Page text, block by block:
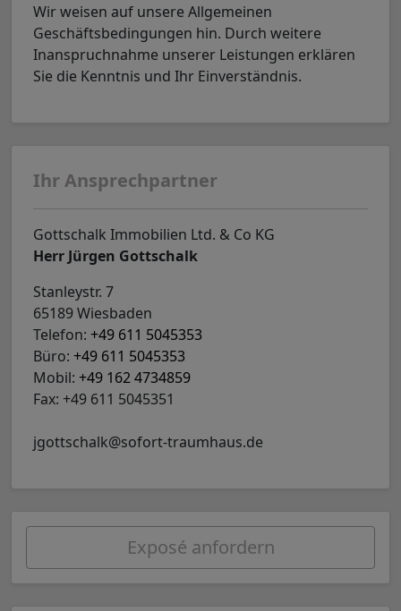
Wir weisen auf unsere Allgemeinen
Geschäftsbedingungen hin. Durch weitere
Inanspruchnahme unserer Leistungen erklären
Sie die Kenntnis und Ihr Einverständnis.
Ihr Ansprechpartner
Gottschalk Immobilien Ltd. & Co KG
Herr Jürgen Gottschalk
Stanleystr. 7
65189 Wiesbaden
Telefon: +49 611 5045353
Büro: +49 611 5045353
Mobil: +49 162 4734859
Fax: +49 611 5045351
jgottschalk@sofort-traumhaus.de
Exposé anfordern